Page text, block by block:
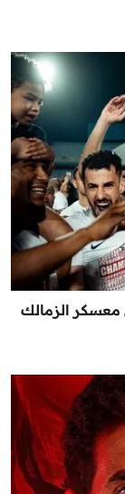
الزمالك